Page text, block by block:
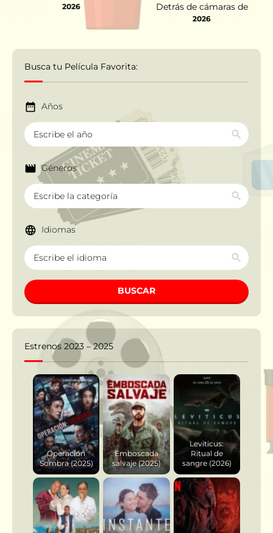
2026
Detrás de cámaras de
Stranger Things 5 (2026)
2026
Busca tu Película Favorita:
Años
Géneros
Idiomas
BUSCAR
Estrenos 2023 – 2025
Operación
Sombra (2025)
Emboscada
salvaje (2025)
Leviticus:
Ritual de
sangre (2026)